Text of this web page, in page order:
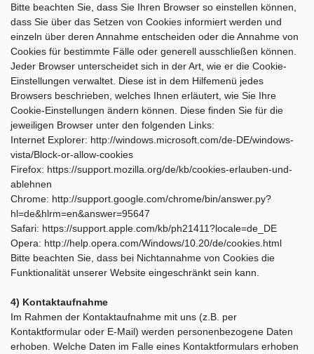
Bitte beachten Sie, dass Sie Ihren Browser so einstellen können,
dass Sie über das Setzen von Cookies informiert werden und
einzeln über deren Annahme entscheiden oder die Annahme von
Cookies für bestimmte Fälle oder generell ausschließen können.
Jeder Browser unterscheidet sich in der Art, wie er die Cookie-
Einstellungen verwaltet. Diese ist in dem Hilfemenü jedes
Browsers beschrieben, welches Ihnen erläutert, wie Sie Ihre
Cookie-Einstellungen ändern können. Diese finden Sie für die
jeweiligen Browser unter den folgenden Links:
Internet Explorer: http://windows.microsoft.com/de-DE/windows-
vista/Block-or-allow-cookies
Firefox: https://support.mozilla.org/de/kb/cookies-erlauben-und-
ablehnen
Chrome: http://support.google.com/chrome/bin/answer.py?
hl=de&hlrm=en&answer=95647
Safari: https://support.apple.com/kb/ph21411?locale=de_DE
Opera: http://help.opera.com/Windows/10.20/de/cookies.html
Bitte beachten Sie, dass bei Nichtannahme von Cookies die
Funktionalität unserer Website eingeschränkt sein kann.
4) Kontaktaufnahme
Im Rahmen der Kontaktaufnahme mit uns (z.B. per
Kontaktformular oder E-Mail) werden personenbezogene Daten
erhoben. Welche Daten im Falle eines Kontaktformulars erhoben